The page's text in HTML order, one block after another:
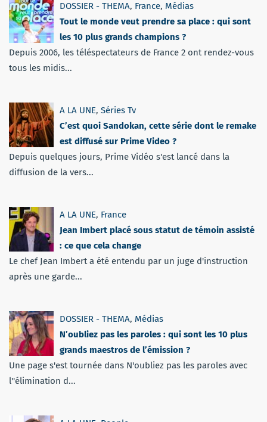
DOSSIER - THEMA, France, Médias
Tout le monde veut prendre sa place : qui sont
les 10 plus grands champions ?
Depuis 2006, les téléspectateurs de France 2 ont rendez-vous
tous les midis...
A LA UNE, Séries Tv
C’est quoi Sandokan, cette série dont le remake
est diffusé sur Prime Video ?
Depuis quelques jours, Prime Vidéo s'est lancé dans la
diffusion de la vers...
A LA UNE, France
Jean Imbert placé sous statut de témoin assisté
: ce que cela change
Le chef Jean Imbert a été entendu par un juge d'instruction
après une garde...
DOSSIER - THEMA, Médias
N’oubliez pas les paroles : qui sont les 10 plus
grands maestros de l’émission ?
Une page s'est tournée dans N'oubliez pas les paroles avec
l''élimination d...